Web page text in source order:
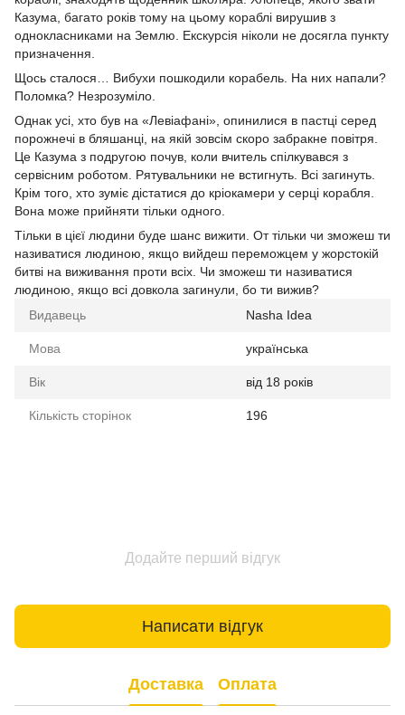
Казума, багато років тому на цьому кораблі вирушив з
однокласниками на Землю. Екскурсія ніколи не досягла пункту
призначення.
Щось сталося… Вибухи пошкодили корабель. На них напали?
Поломка? Незрозуміло.
Однак усі, хто був на «Левіафані», опинилися в пастці серед
порожнечі в бляшанці, на якій зовсім скоро забракне повітря.
Це Казума з подругою почув, коли вчитель спілкувався з
сервісним роботом. Рятувальники не встигнуть. Всі загинуть.
Крім того, хто зуміє дістатися до кріокамери у серці корабля.
Вона може прийняти тільки одного.
Тільки в цієї людини буде шанс вижити. От тільки чи зможеш ти
називатися людиною, якщо вийдеш переможцем у жорстокій
битві на виживання проти всіх. Чи зможеш ти називатися
людиною, якщо всі довкола загинули, бо ти вижив?
Видавець
Nasha Idea
Мова українська
Вік від 18 років
Кількість сторінок 196
Додайте перший відгук
Написати відгук
Доставка Оплата